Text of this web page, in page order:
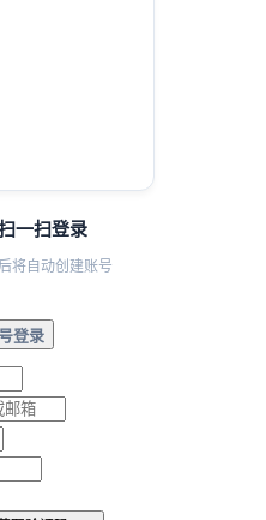
一扫登录
将自动创建账号
登录